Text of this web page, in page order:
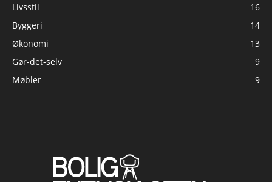
Livsstil
16
Byggeri
14
Økonomi
13
Gør-det-selv
9
Møbler
9